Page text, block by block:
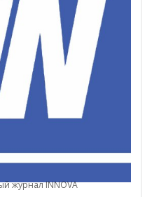
журнал INNOVA